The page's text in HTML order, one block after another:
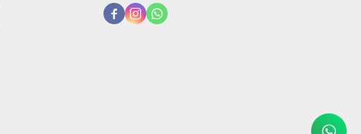
  